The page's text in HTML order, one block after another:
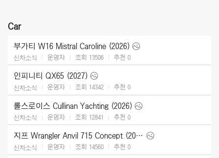
Car
부가티 W16 Mistral Caroline (2026)
신차소식 운영자 조회 13506 추천 0
인피니티 QX65 (2027)
신차소식 운영자 조회 14342 추천 0
롤스로이스 Cullinan Yachting (2026)
신차소식 운영자 조회 12841 추천 0
지프 Wrangler Anvil 715 Concept (2026)
신차소식 운영자 조회 14560 추천 0